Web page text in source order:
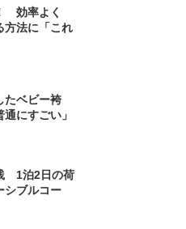
効率よく
方法に「これ
たベビー袴
にすごい」
1泊2日の荷
シブルコー